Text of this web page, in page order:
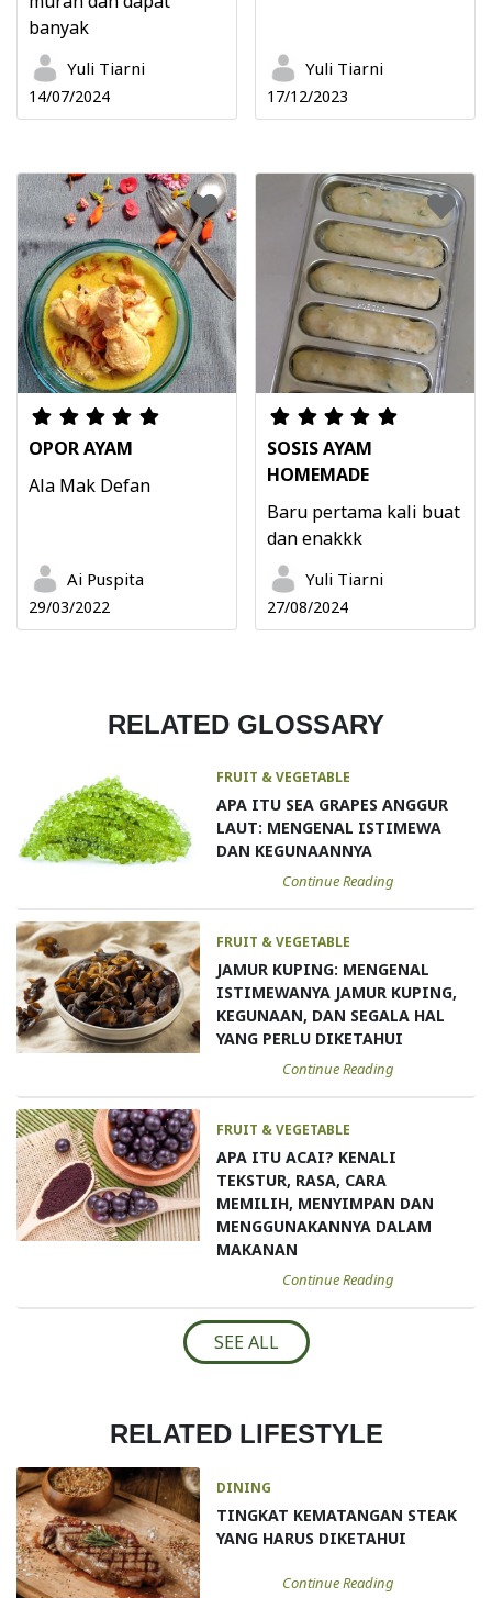
banyak
Yuli Tiarni
14/07/2024
Yuli Tiarni
17/12/2023
OPOR AYAM
Ala Mak Defan
Ai Puspita
29/03/2022
SOSIS AYAM
HOMEMADE
Baru pertama kali buat
dan enakkk
Yuli Tiarni
27/08/2024
RELATED GLOSSARY
FRUIT & VEGETABLE
APA ITU SEA GRAPES ANGGUR
LAUT: MENGENAL ISTIMEWA
DAN KEGUNAANNYA
Continue Reading
FRUIT & VEGETABLE
JAMUR KUPING: MENGENAL
ISTIMEWANYA JAMUR KUPING,
KEGUNAAN, DAN SEGALA HAL
YANG PERLU DIKETAHUI
Continue Reading
FRUIT & VEGETABLE
APA ITU ACAI? KENALI
TEKSTUR, RASA, CARA
MEMILIH, MENYIMPAN DAN
MENGGUNAKANNYA DALAM
MAKANAN
Continue Reading
SEE ALL
RELATED LIFESTYLE
DINING
TINGKAT KEMATANGAN STEAK
YANG HARUS DIKETAHUI
Continue Reading